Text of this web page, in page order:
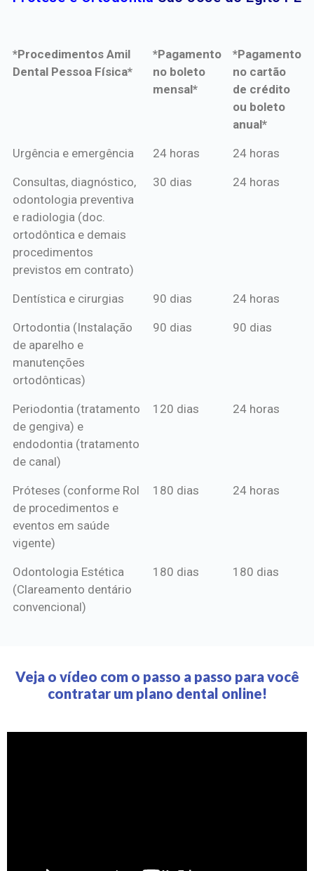
*Procedimentos Amil
Dental Pessoa Física*
*Pagamento
no boleto
mensal*
*Pagamento
no cartão
de crédito
ou boleto
anual*
*Procedimentos Amil
*Pagamento
mensal*
*Pagamento
de crédito
Urgência e emergência 24 horas 24 horas
Consultas, diagnóstico,
odontologia preventiva
e radiologia (doc.
ortodôntica e demais
procedimentos
previstos em contrato)
30 dias 24 horas
Dentística e cirurgias 90 dias 24 horas
Ortodontia (Instalação
de aparelho e
manutenções
ortodônticas)
90 dias 90 dias
Periodontia (tratamento
de gengiva) e
endodontia (tratamento
de canal)
120 dias 24 horas
Próteses (conforme Rol
de procedimentos e
eventos em saúde
vigente)
180 dias 24 horas
Odontologia Estética
(Clareamento dentário
convencional)
180 dias 180 dias
Veja o vídeo com o passo a passo para você
contratar um plano dental online!